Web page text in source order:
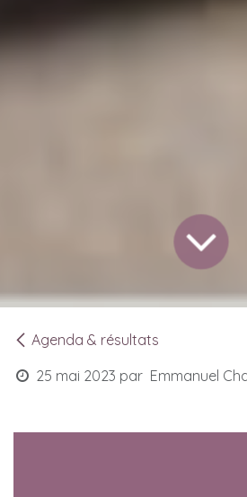
Agenda & résultats
25 mai 2023 par Emmanuel